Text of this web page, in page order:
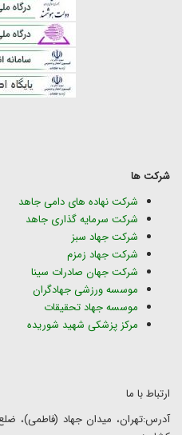
شرکت ها
شرکت نهاده های دامی جاهد
شرکت سرمایه گذاری جاهد
شرکت جهاد سبز
شرکت جهاد زمزم
شرکت جهان صادرات سینا
موسسه ورزشی جهادگران
موسسه جهاد تحقیقات
مرکز پزشکی شهید شوریده
ارتباط با ما